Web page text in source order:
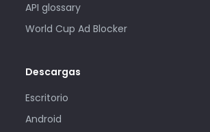
API glossary
World Cup Ad Blocker
Descargas
Escritorio
Android